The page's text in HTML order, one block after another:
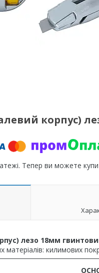
корпус)
Тепер ви можете
лезо 18мм
матеріалів: килимових